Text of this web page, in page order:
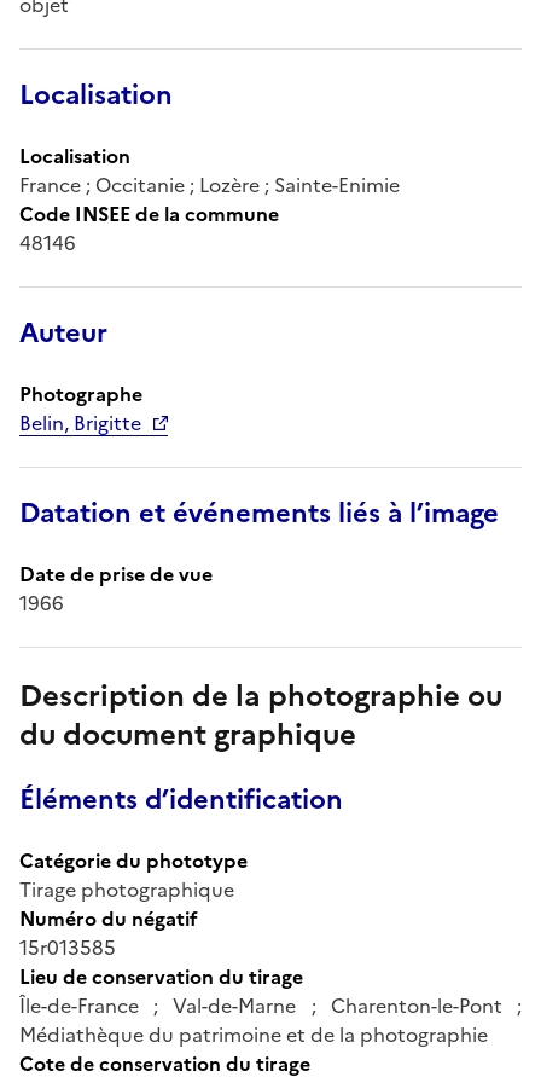
Localisation
Localisation
France ; Occitanie ; Lozère ; Sainte-Enimie
Code INSEE de la commune
48146
Auteur
Photographe
Belin, Brigitte
Datation et événements liés à l’image
Date de prise de vue
1966
Description de la photographie ou
du document graphique
Éléments d’identification
Catégorie du phototype
Tirage photographique
Numéro du négatif
15r013585
Lieu de conservation du tirage
Île-de-France ; Val-de-Marne ; Charenton-le-Pont ;
Médiathèque du patrimoine et de la photographie
Cote de conservation du tirage